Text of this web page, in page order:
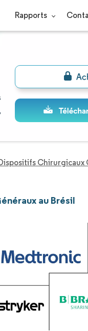
Rapports
Chirurgicaux
au Brésil